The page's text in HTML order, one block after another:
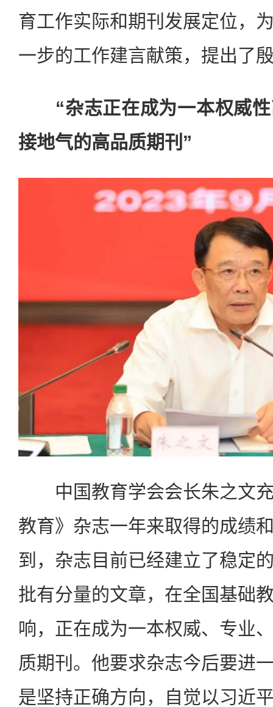
育工作实际和期刊发展定位，
一步的工作建言献策，提出了
“杂志正在成为一本权威
接地气的高品质期刊”
中国教育学会会长朱之文充
教育》杂志一年来取得的成绩
到，杂志目前已经建立了稳定
批有分量的文章，在全国基础
响，正在成为一本权威、专业
质期刊。他要求杂志今后要进
是坚持正确方向，自觉以习近